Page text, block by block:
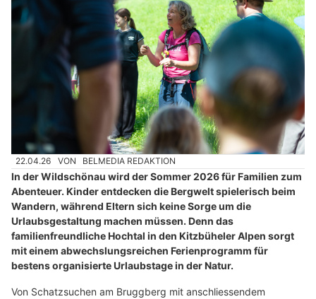
22.04.26 VON BELMEDIA REDAKTION
In der Wildschönau wird der Sommer 2026 für Familien zum
Abenteuer. Kinder entdecken die Bergwelt spielerisch beim
Wandern, während Eltern sich keine Sorge um die
Urlaubsgestaltung machen müssen. Denn das
familienfreundliche Hochtal in den Kitzbüheler Alpen sorgt
mit einem abwechslungsreichen Ferienprogramm für
bestens organisierte Urlaubstage in der Natur.
Von Schatzsuchen am Bruggberg mit anschliessendem